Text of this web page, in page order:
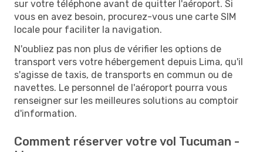
sur votre téléphone avant de quitter l'aéroport. Si
vous en avez besoin, procurez-vous une carte SIM
locale pour faciliter la navigation.
N'oubliez pas non plus de vérifier les options de
transport vers votre hébergement depuis Lima, qu'il
s'agisse de taxis, de transports en commun ou de
navettes. Le personnel de l'aéroport pourra vous
renseigner sur les meilleures solutions au comptoir
d'information.
Comment réserver votre vol Tucuman -